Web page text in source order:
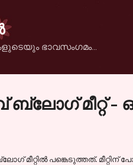
ഭാവസംഗമം...
മീറ്റ്‌ -
മീറ്റില്‍ പങ്കെടുത്തത്.